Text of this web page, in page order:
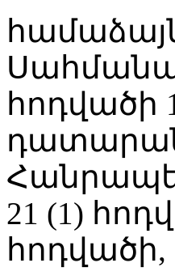
21 (1)
հոդվածի,